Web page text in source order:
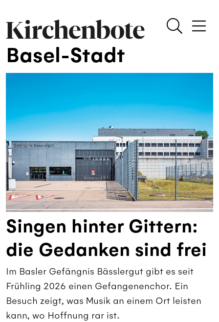
Basel-Stadt
Singen hinter Gittern:
die Gedanken sind frei
Im Basler Gefängnis Bässlergut gibt es seit
Frühling 2026 einen Gefangenenchor. Ein
Besuch zeigt, was Musik an einem Ort leisten
kann, wo Hoffnung rar ist.